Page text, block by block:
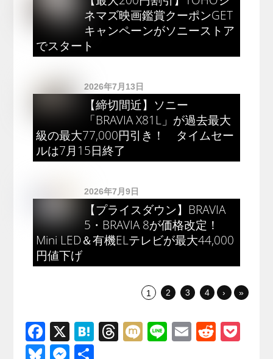
ネマズ映画鑑賞クーポンGET
キャンペーンがソニーストア
でスタート
2026年7月13日
【締切間近】ソニー
「BRAVIA X81L」が過去最大
級の最大77,000円引き！ タイムセー
ルは7月15日終了
2026年7月9日
【プライスダウン】BRAVIA
5・BRAVIA 8が価格改定！
Mini LED＆有機ELテレビが最大44,000
円値下げ
1 2 3 4 › »
F
a
X
H
T
M
Li
E
R
Bl M